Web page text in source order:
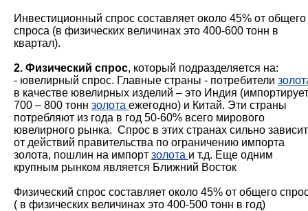
Инвестиционный спрос составляет около 45% от общего
спроса (в физических величинах это 400-600 тонн в
квартал).
2. Физический спрос, который подразделяется на:
- ювелирный спрос. Главные страны - потребители
в качестве ювелирных изделий – это Индия (импортирует
700 – 800 тонн золота ежегодно) и Китай. Эти страны
потребляют из года в год 50-60% всего мирового
ювелирного рынка. Спрос в этих странах сильно зависит
от действий правительства по ограничению импорта
золота, пошлин на импорт золота и т.д. Еще одним
крупным рынком является Ближний Восток
Физический спрос составляет около 45% от общего
( в физических величинах это 400-500 тонн в год)